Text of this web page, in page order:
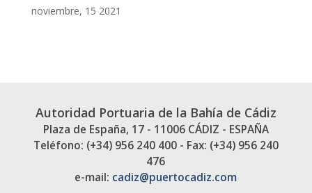
noviembre, 15 2021
Autoridad Portuaria de la Bahía de Cádiz
Plaza de España, 17 - 11006 CÁDIZ - ESPAÑA
Teléfono: (+34) 956 240 400 - Fax: (+34) 956 240
476
e-mail: cadiz@puertocadiz.com